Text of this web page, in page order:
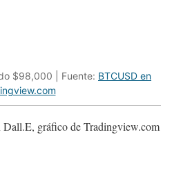
$98,000 | Fuente: BTCUSD en
Dall.E, gráfico de Tradingview.com